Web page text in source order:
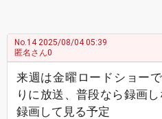
No.142025/08/04 05:39
匿名さん0
来週は金曜ロードショー
りに放送、普段なら録画
録画して見る予定